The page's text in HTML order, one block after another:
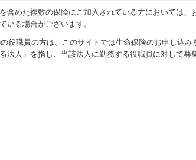
含めた複数の保険にご加入されている方においては
いる場合がございます。
役職員の方は、このサイトでは生命保険のお申し込
人」を指し、当該法人に勤務する役職員に対して募